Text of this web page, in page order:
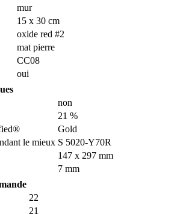
mur
15 x 30 cm
oxide red #2
mat pierre
CC08
oui
non
21 %
Gold
le mieux S 5020-Y70R
147 x 297 mm
7 mm
22
21